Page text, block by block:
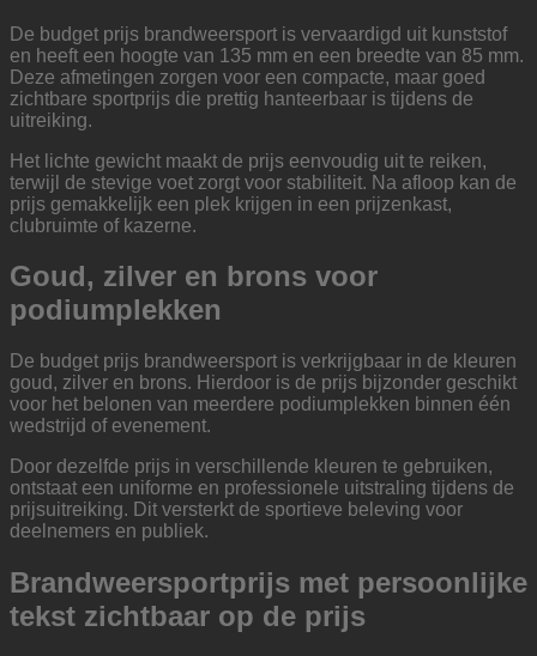
De budget prijs brandweersport is vervaardigd uit kunststof
en heeft een hoogte van 135 mm en een breedte van 85 mm.
Deze afmetingen zorgen voor een compacte, maar goed
zichtbare sportprijs die prettig hanteerbaar is tijdens de
uitreiking.
Het lichte gewicht maakt de prijs eenvoudig uit te reiken,
terwijl de stevige voet zorgt voor stabiliteit. Na afloop kan de
prijs gemakkelijk een plek krijgen in een prijzenkast,
clubruimte of kazerne.
Goud, zilver en brons voor
podiumplekken
De budget prijs brandweersport is verkrijgbaar in de kleuren
goud, zilver en brons. Hierdoor is de prijs bijzonder geschikt
voor het belonen van meerdere podiumplekken binnen één
wedstrijd of evenement.
Door dezelfde prijs in verschillende kleuren te gebruiken,
ontstaat een uniforme en professionele uitstraling tijdens de
prijsuitreiking. Dit versterkt de sportieve beleving voor
deelnemers en publiek.
Brandweersportprijs met persoonlijke
tekst zichtbaar op de prijs